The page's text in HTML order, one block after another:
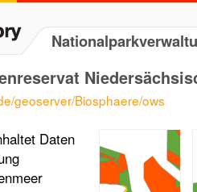
geoserver/Biosphaere/ows
Daten